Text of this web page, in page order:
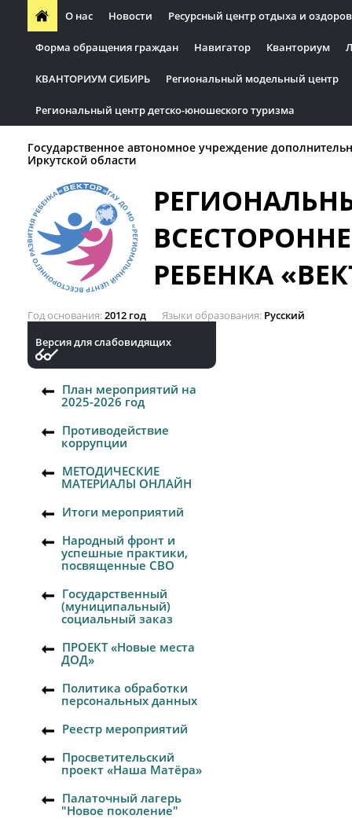
О нас Новости Ресурсный центр отдыха и
Форма обращения граждан Навигатор Кванториум
КВАНТОРИУМ СИБИРЬ Региональный модельный центр
Региональный центр детско-юношеского туризма
Государственное автономное учреждение
Иркутской области
РЕБЕНКА
Год основания 2012 год Языки образования Русский
Версия для слабовидящих
План мероприятий на
2025-2026 год
Противодействие
коррупции
МЕТОДИЧЕСКИЕ
МАТЕРИАЛЫ ОНЛАЙН
Итоги мероприятий
Народный фронт и
успешные практики,
посвященные СВО
Государственный
(муниципальный)
социальный заказ
ПРОЕКТ «Новые места
ДОД»
Политика обработки
персональных данных
Реестр мероприятий
Просветительский
проект «Наша Матёра»
Палаточный лагерь
"Новое поколение"